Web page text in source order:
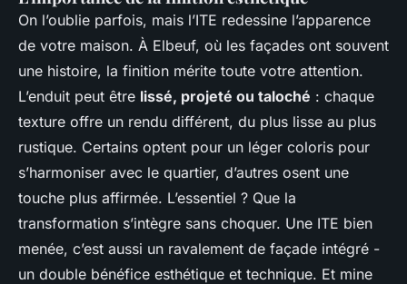
On l’oublie parfois, mais l’ITE redessine l’apparence
de votre maison. À Elbeuf, où les façades ont souvent
une histoire, la finition mérite toute votre attention.
L’enduit peut être lissé, projeté ou taloché : chaque
texture offre un rendu différent, du plus lisse au plus
rustique. Certains optent pour un léger coloris pour
s’harmoniser avec le quartier, d’autres osent une
touche plus affirmée. L’essentiel ? Que la
transformation s’intègre sans choquer. Une ITE bien
menée, c’est aussi un ravalement de façade intégré -
un double bénéfice esthétique et technique. Et mine